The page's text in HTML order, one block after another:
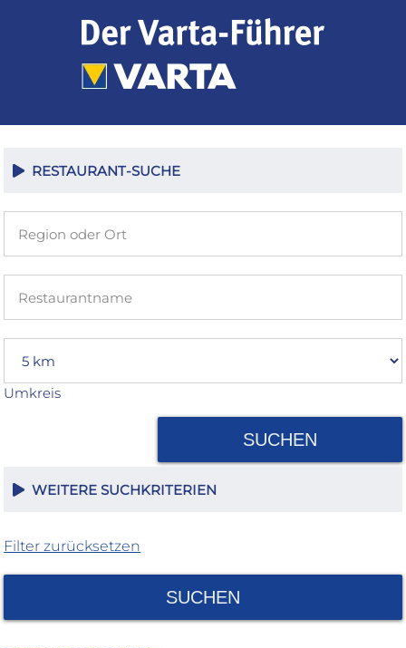
RESTAURANT-SUCHE
Umkreis
SUCHEN
WEITERE SUCHKRITERIEN
Filter zurücksetzen
SUCHEN